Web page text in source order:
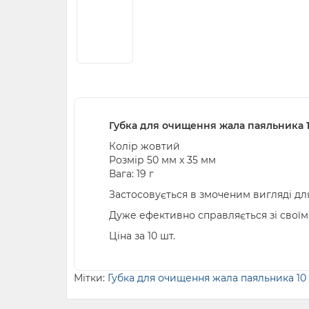
Губка для очищення жала паяльника
Колір жовтий
Розмір 50 мм x 35 мм
Вага: 19 г
Застосовується в змоченим вигляді
Дуже ефективно справляється зі
Ціна за 10 шт.
Мітки: Губка для очищення жала паяльника